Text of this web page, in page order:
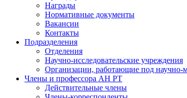
Награды
Нормативные документы
Вакансии
Контакты
Подразделения
Отделения
Научно-исследовательские учреждения
Организации, работающие под научно-
Члены и профессора АН РТ
Действительные члены